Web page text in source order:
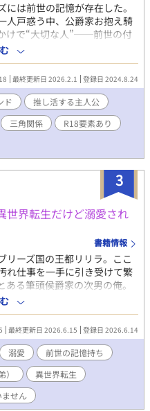
は前世の記憶が存在した。
人戸惑う中、公爵家お抱え騎
けで“大切な人”──前世の付
その人と同じ魂の持ち主ラル
する活動【推し活】に精を出
既に運命の番が存在する。 そ
王陛下クオーツ様。 出会った
長い年月を経て、ラズの初
結んだ二人は正真正銘番同
ズのハッピー推し活ライフも
還。 満足に推し活をする
ルド様…今日もかっこいい
入らない」 「クオーツうる
しっしっ」 「はぁ…ラルド、
行使反対！！」 推しを眺め
自分だけを見ていてほしいク
。 ◆ラズ(22)Ω …推し活に忙
ーツ様(29)α …国王陛下、見
ラズの前世の婚約者 ◆ラル
た大人な男性、筋肉 ラズ
…双子、クオーツ様と
でもR-18展開のお話にはタイ
最終更新日 2026.2.1 登録日 2024.8.24
ド
推し活する主人公
三角関係
R18要素あり
3
世界転生だけど溺愛され
書籍情報
リーズ国の王都リリラ。ここ
れ仕事を一手に引き受けて繁
る筆頭侯爵家の次男の俺。
いうベタな展開を見せた俺だ
憶が甦っても特にチートがあ
する日々。 両親や兄弟が顔面
くて目立ちまくり。 俺はそん
そんな俺にやたらと構う両親
やかに過ごしていたが…… 同
にその描写はありません。
き上がったら随時投稿予
ありがとうございます。
最終更新日 2026.6.15 登録日 2026.6.14
溺愛
前世の記憶持ち
異世界転生
せん